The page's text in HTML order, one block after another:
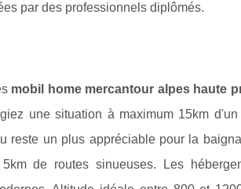
par des professionnels diplômés.
mobil home mercantour alpes haute
une situation à maximum 15km
reste un plus appréciable pour la
de routes sinueuses. Les